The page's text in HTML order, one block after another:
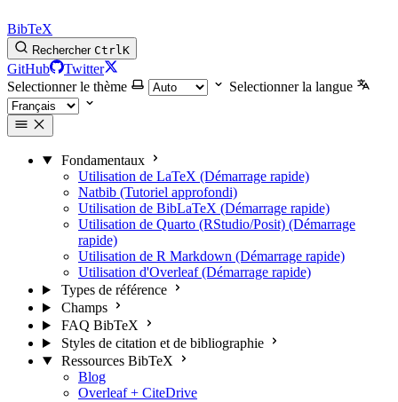
BibTeX
Rechercher CtrlK
GitHub
Twitter
Selectionner le thème
Selectionner la langue
Fondamentaux
Utilisation de LaTeX (Démarrage rapide)
Natbib (Tutoriel approfondi)
Utilisation de BibLaTeX (Démarrage rapide)
Utilisation de Quarto (RStudio/Posit) (Démarrage
rapide)
Utilisation de R Markdown (Démarrage rapide)
Utilisation d'Overleaf (Démarrage rapide)
Types de référence
Champs
FAQ BibTeX
Styles de citation et de bibliographie
Ressources BibTeX
Blog
Overleaf + CiteDrive